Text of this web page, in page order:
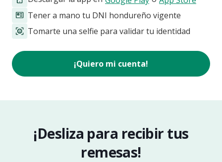
Tener a mano tu DNI hondureño vigente
Tomarte una selfie para validar tu identidad
¡Quiero mi cuenta!
¡Desliza para recibir tus
remesas!